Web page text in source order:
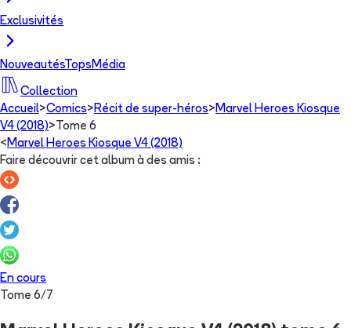
Exclusivités
NouveautésTops Média
Collection
Accueil>Comics> Récit de super-héros> Marvel Heroes Kiosque
V4 (2018)> Tome 6
< Marvel Heroes Kiosque V4 (2018)
Faire découvrir cet album à des amis :
En cours
Tome 6/ 7